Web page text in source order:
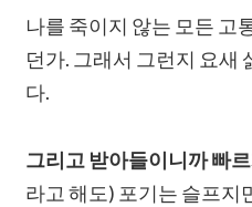
나를 죽이지 않는 모든 고
던가. 그래서 그런지 요새
다.
그리고 받아들이니까 빠
라고 해도) 포기는 슬프지